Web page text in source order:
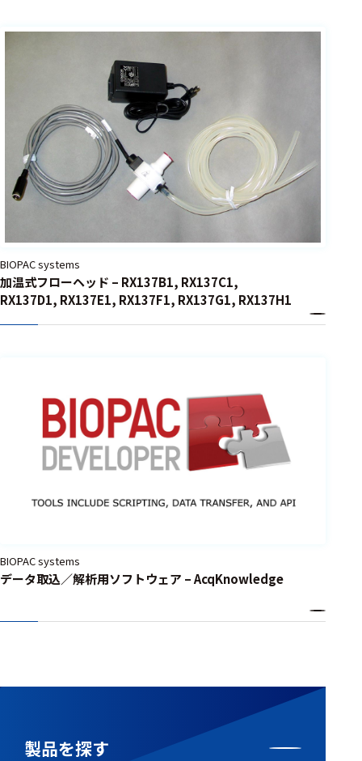
る
BIOPAC systems
加温式フローヘッド – RX137B1, RX137C1,
RX137D1, RX137E1, RX137F1, RX137G1, RX137H1
BIOPAC systems
データ取込／解析用ソフトウェア – AcqKnowledge
製品を探す